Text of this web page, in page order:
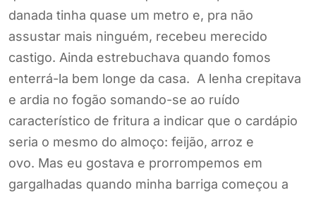
gargalhadas quando minha barriga começou a
roncar.
Após o jantar, enquanto meu tio afinava a ponta
de um palito de fósforo para esgaravatar os
dentes, abri a porta da frente e saí para apreciar
a noite. A sinfonia dos grilos gritava contra o
silêncio, enquanto o pisca-pisca dos pirilampos
tentava afugentar a escuridão. Enchi os pulmões